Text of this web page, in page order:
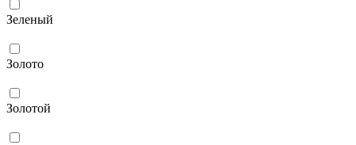
Зеленый
Золото
Золотой